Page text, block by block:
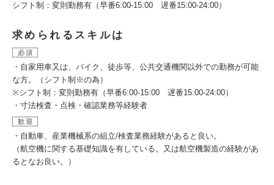
シフト制：変則勤務有（早番6:00-15:00 遅番15:00-24:00）
求められるスキルは
必須
・自家用車又は、バイク、徒歩等、公共交通機関以外での勤務が可能
な方。（シフト制※の為）
※シフト制：変則勤務有（早番6:00-15:00 遅番15:00-24:00）
・寸法検査・点検・確認業務等経験者
歓迎
・自動車、産業機械系の組立/検査業務経験があると良い。
（航空機に関する基礎知識を有している。又は航空機製造の経験があ
るとなお良い。）